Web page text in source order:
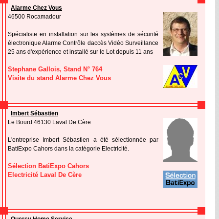
Alarme Chez Vous
46500 Rocamadour
Spécialiste en installation sur les systèmes de sécurité
électronique Alarme Contrôle daccès Vidéo Surveillance
25 ans d'expérience et installé sur le Lot depuis 11 ans
Stephane Gallois, Stand N° 764
Visite du stand Alarme Chez Vous
Imbert Sébastien
Le Bourd 46130 Laval De Cère
L'entreprise Imbert Sébastien a été sélectionnée par
BatiExpo Cahors dans la catégorie Electricité.
Sélection BatiExpo Cahors
Electricité Laval De Cère